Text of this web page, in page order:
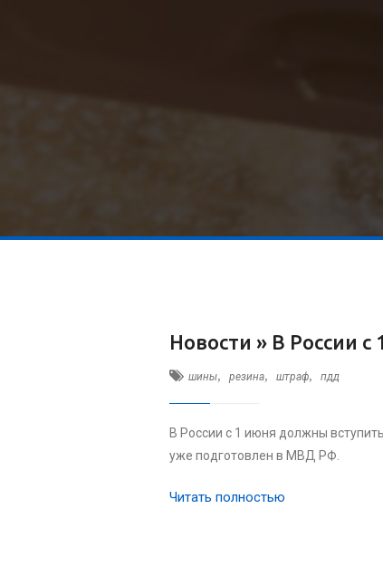
Новости » В России
шины, резина, штраф, пдд
В России с 1 июня должны
уже подготовлен в МВД РФ.
Читать полностью